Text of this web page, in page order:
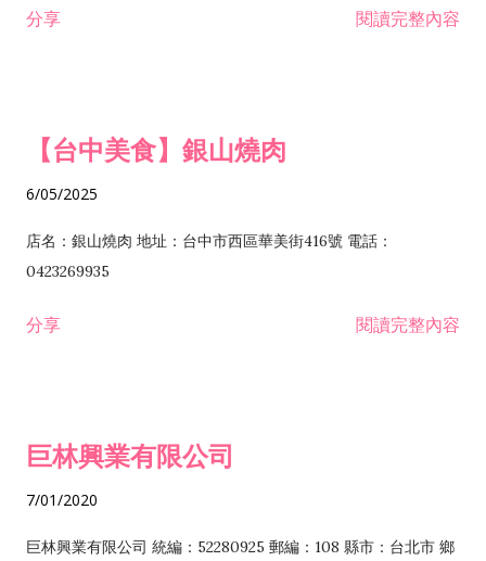
I301030 電子資訊供應服務業 I401010 一般廣告服務業 I501010
務業 J399010 軟體出版業 J601010 藝文服務業 J602010 演藝活
器及電子產品修理業 JB01010 會議及展覽服務業 JD01010 工商
徵信服務業 JE01010 租賃業 E801010 室內裝潢業 E603010 電
纜安裝工程業 EZ05010 儀器、儀表安裝工程業 F102030 菸酒批
安裝工程業 F206020 日常用品零售業 F206040 水器材料零售業
H701010 住宅及大樓開發租售業 H701020 工業廠房開發租售業
護業 H702010 建築經理業 H703090 不動產買賣業 H703100 不
動產租賃業 I103060 管理顧問業 I199990 其他顧問服務業
資訊供應服務業 IF01010 消防安全設備檢修業 JZ99050 仲介服
用品零售業 F215010 首飾及貴金屬零售業 F399040 無店面零售
I401010 一般廣告服務業 I401020 廣告傳單分送業 I501010 產
品設計業 I502010 服飾設計業 I503010 景觀、室內設計業
分享 閱讀完整內容
【台中美食】銀山燒肉
6/05/2025
店名：銀山燒肉 地址：台中市西區華美街416號 電話：
0423269935
分享 閱讀完整內容
巨林興業有限公司
7/01/2020
巨林興業有限公司 統編：52280925 郵編：108 縣市：台北市 鄉